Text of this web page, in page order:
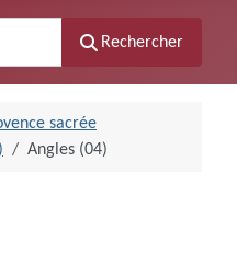
Rechercher
sacrée
Angles (04)